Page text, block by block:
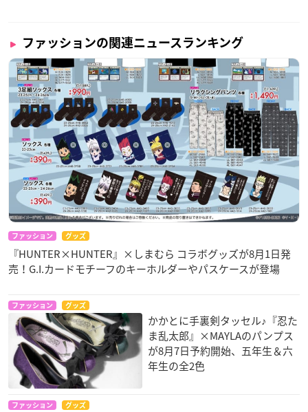
ファッションの関連ニュースランキング
ファッション グッズ
『HUNTER×HUNTER』×しまむら コラボグッズが8月1日発
売！G.I.カードモチーフのキーホルダーやパスケースが登場
ファッション グッズ
かかとに手裏剣タッセル♪『忍た
ま乱太郎』×MAYLAのパンプス
が8月7日予約開始、五年生＆六
年生の全2色
ファッション グッズ